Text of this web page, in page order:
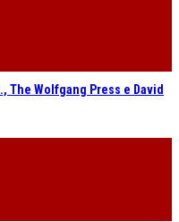
The Wolfgang Press e David